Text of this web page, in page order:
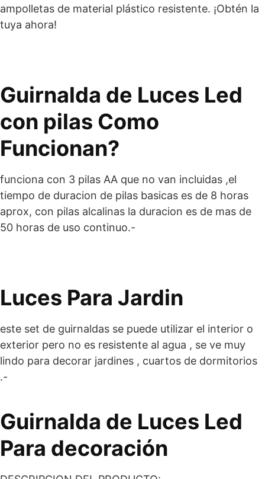
ampolletas de material plástico resistente. ¡Obtén la
tuya ahora!
Guirnalda de Luces Led
con pilas Como
Funcionan?
funciona con 3 pilas AA que no van incluidas ,el
tiempo de duracion de pilas basicas es de 8 horas
aprox, con pilas alcalinas la duracion es de mas de
50 horas de uso continuo.-
Luces Para Jardin
este set de guirnaldas se puede utilizar el interior o
exterior pero no es resistente al agua , se ve muy
lindo para decorar jardines , cuartos de dormitorios
.-
Guirnalda de Luces Led
Para decoración